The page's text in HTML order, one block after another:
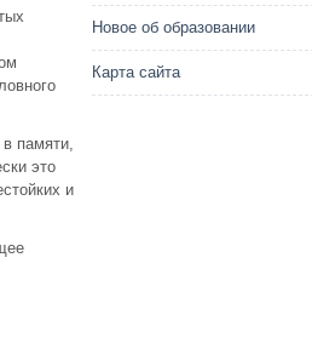
в памяти,
это
и
Новое об образовании
Карта сайта